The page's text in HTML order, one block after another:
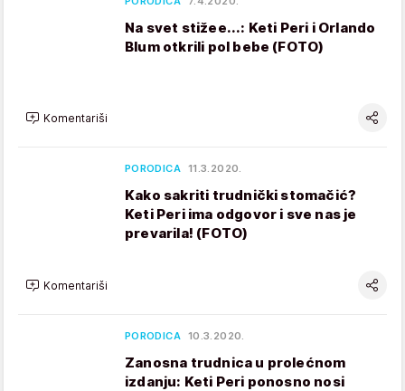
Na svet stižee...: Keti Peri i Orlando
Blum otkrili pol bebe (FOTO)
Komentariši
PORODICA 11.3.2020.
Kako sakriti trudnički stomačić?
Keti Peri ima odgovor i sve nas je
prevarila! (FOTO)
Komentariši
PORODICA 10.3.2020.
Zanosna trudnica u prolećnom
izdanju: Keti Peri ponosno nosi